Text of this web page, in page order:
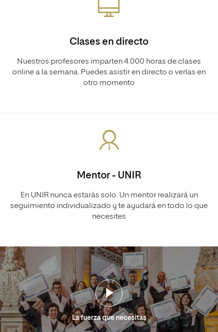
Clases en directo
Nuestros profesores imparten 4.000 horas de clases
online a la semana. Puedes asistir en directo o verlas en
otro momento
Mentor - UNIR
En UNIR nunca estarás solo. Un mentor realizará un
seguimiento individualizado y te ayudará en todo lo que
necesites
La fuerza que necesitas